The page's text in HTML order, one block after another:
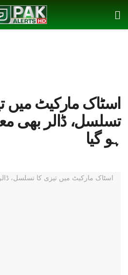
اسٹاک مارکیٹ میں
تسلسل، ڈالر بھی
ہو گیا